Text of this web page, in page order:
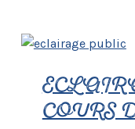
COURS